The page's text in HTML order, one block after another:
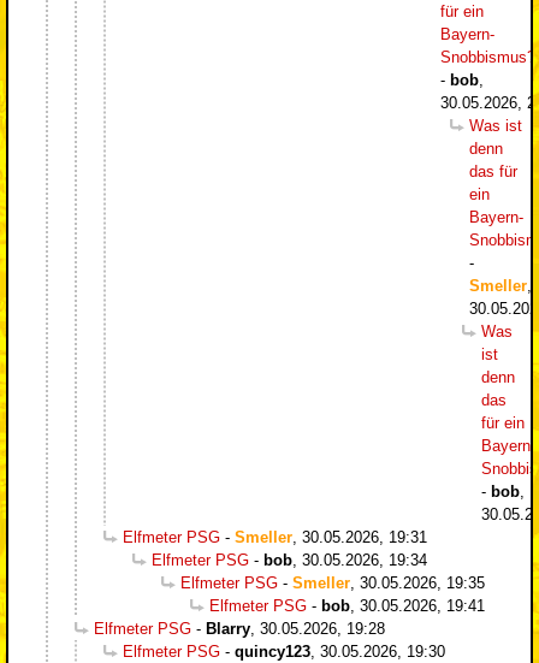
für ein
Bayern-
- bob
30.05.2026,
Was ist
denn
das für
ein
Bayern-
-
Smeller
Was
ist
denn
das
für ein
Bayern-
- bob
Elfmeter PSG - Smeller 30.05.2026, 19:31
Elfmeter PSG - bob 30.05.2026, 19:34
Elfmeter PSG - Smeller 30.05.2026, 19:35
Elfmeter PSG - bob 30.05.2026, 19:41
Elfmeter PSG - Blarry 30.05.2026, 19:28
Elfmeter PSG - quincy123 30.05.2026, 19:30